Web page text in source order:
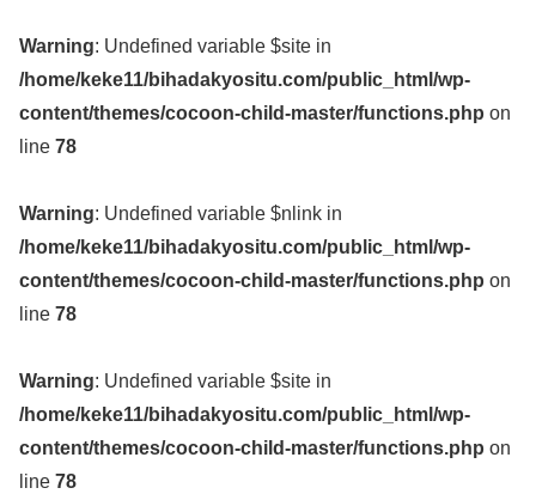
Warning: Undefined variable $site in
/home/keke11/bihadakyositu.com/public_html/wp-
content/themes/cocoon-child-master/functions.php on
line 78
Warning: Undefined variable $nlink in
/home/keke11/bihadakyositu.com/public_html/wp-
content/themes/cocoon-child-master/functions.php on
line 78
Warning: Undefined variable $site in
/home/keke11/bihadakyositu.com/public_html/wp-
content/themes/cocoon-child-master/functions.php on
line 78